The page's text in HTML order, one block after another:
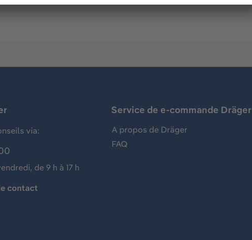
via:
de 9 h à 17 h
contact
Service de e-commande Dräger
A propos de Dräger
FAQ